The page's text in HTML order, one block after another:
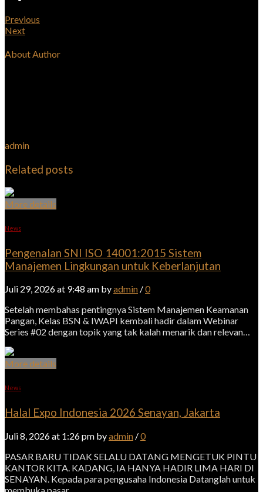
Previous
Next
About Author
admin
Related posts
More details
News
Pengenalan SNI ISO 14001:2015 Sistem
Manajemen Lingkungan untuk Keberlanjutan
Juli 29, 2026 at 9:48 am byadmin /0
Setelah membahas pentingnya Sistem Manajemen Keamanan
Pangan, Kelas BSN & IWAPI kembali hadir dalam Webinar
Series #02 dengan topik yang tak kalah menarik dan relevan…
More details
News
Halal Expo Indonesia 2026 Senayan, Jakarta
Juli 8, 2026 at 1:26 pm byadmin /0
PASAR BARU TIDAK SELALU DATANG MENGETUK PINTU
KANTOR KITA. KADANG, IA HANYA HADIR LIMA HARI DI
SENAYAN. Kepada para pengusaha Indonesia Datanglah untuk